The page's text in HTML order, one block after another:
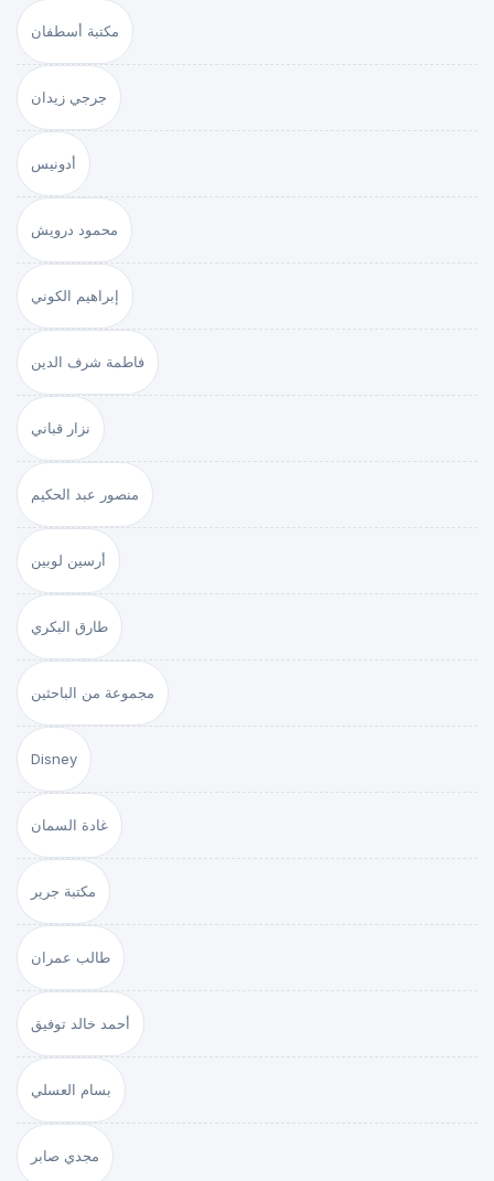
مكتبة أسطفان
جرجي زيدان
أدونيس
محمود درويش
إبراهيم الكوني
فاطمة شرف الدين
نزار قباني
منصور عبد الحكيم
أرسين لوبين
طارق البكري
مجموعة من الباحثين
Disney
غادة السمان
مكتبة جرير
طالب عمران
أحمد خالد توفيق
بسام العسلي
مجدي صابر